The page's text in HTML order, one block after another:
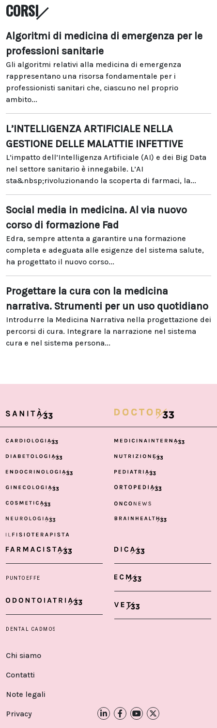
CORSI
Algoritmi di medicina di emergenza per le
professioni sanitarie
Gli algoritmi relativi alla medicina di emergenza
rappresentano una risorsa fondamentale per i
professionisti sanitari che, ciascuno nel proprio
ambito...
L’INTELLIGENZA ARTIFICIALE NELLA
GESTIONE DELLE MALATTIE INFETTIVE
L’impatto dell’Intelligenza Artificiale (AI) e dei Big Data
nel settore sanitario è innegabile. L’AI
sta&nbsp;rivoluzionando la scoperta di farmaci, la...
Social media in medicina. Al via nuovo
corso di formazione Fad
Edra, sempre attenta a garantire una formazione
completa e adeguata alle esigenze del sistema salute,
ha progettato il nuovo corso...
Progettare la cura con la medicina
narrativa. Strumenti per un uso quotidiano
Introdurre la Medicina Narrativa nella progettazione dei
percorsi di cura. Integrare la narrazione nel sistema
cura e nel sistema persona...
Chi siamo
Contatti
Note legali
Privacy